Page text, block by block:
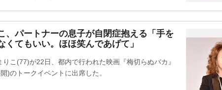
、パートナーの息子が自閉症抱える「手を
くてもいい。ほほ笑んであげて」
りこ(77)が22日、都内で行われた映画『梅切らぬバカ』
)のトークイベントに出席した。